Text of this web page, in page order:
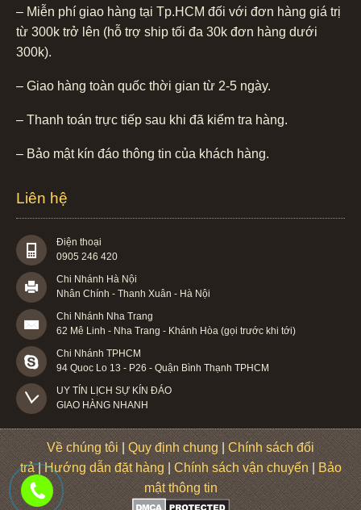
– Miễn phí giao hàng tại Tp.HCM đối với đơn hàng giá trị
từ 300k trở lên (hỗ trợ ship tối đa 30k đơn hàng dưới
300k).
– Giao hàng toàn quốc thời gian từ 2-5 ngày.
– Thanh toán trực tiếp sau khi đã kiểm tra hàng.
– Bảo mật kín đáo thông tin của khách hàng.
Liên hệ
Điện thoại
0905 246 420
Chi Nhánh Hà Nội
Nhân Chính - Thanh Xuân - Hà Nội
Chi Nhánh Nha Trang
62 Mê Linh - Nha Trang - Khánh Hòa (gọi trước khi tới)
Chi Nhánh TPHCM
94 Quoc Lo 13 - P26 - Quận Bình Thạnh TPHCM
UY TÍN LỊCH SỰ KÍN ĐÁO
GIAO HÀNG NHANH
Về chúng tôi|Quy định chung|Chính sách đổi
trả|Hướng dẫn đặt hàng|Chính sách vận chuyển|Bảo
mật thông tin